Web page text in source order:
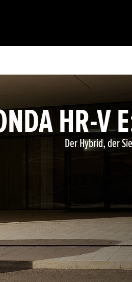
HR-V
Der Hybrid, der